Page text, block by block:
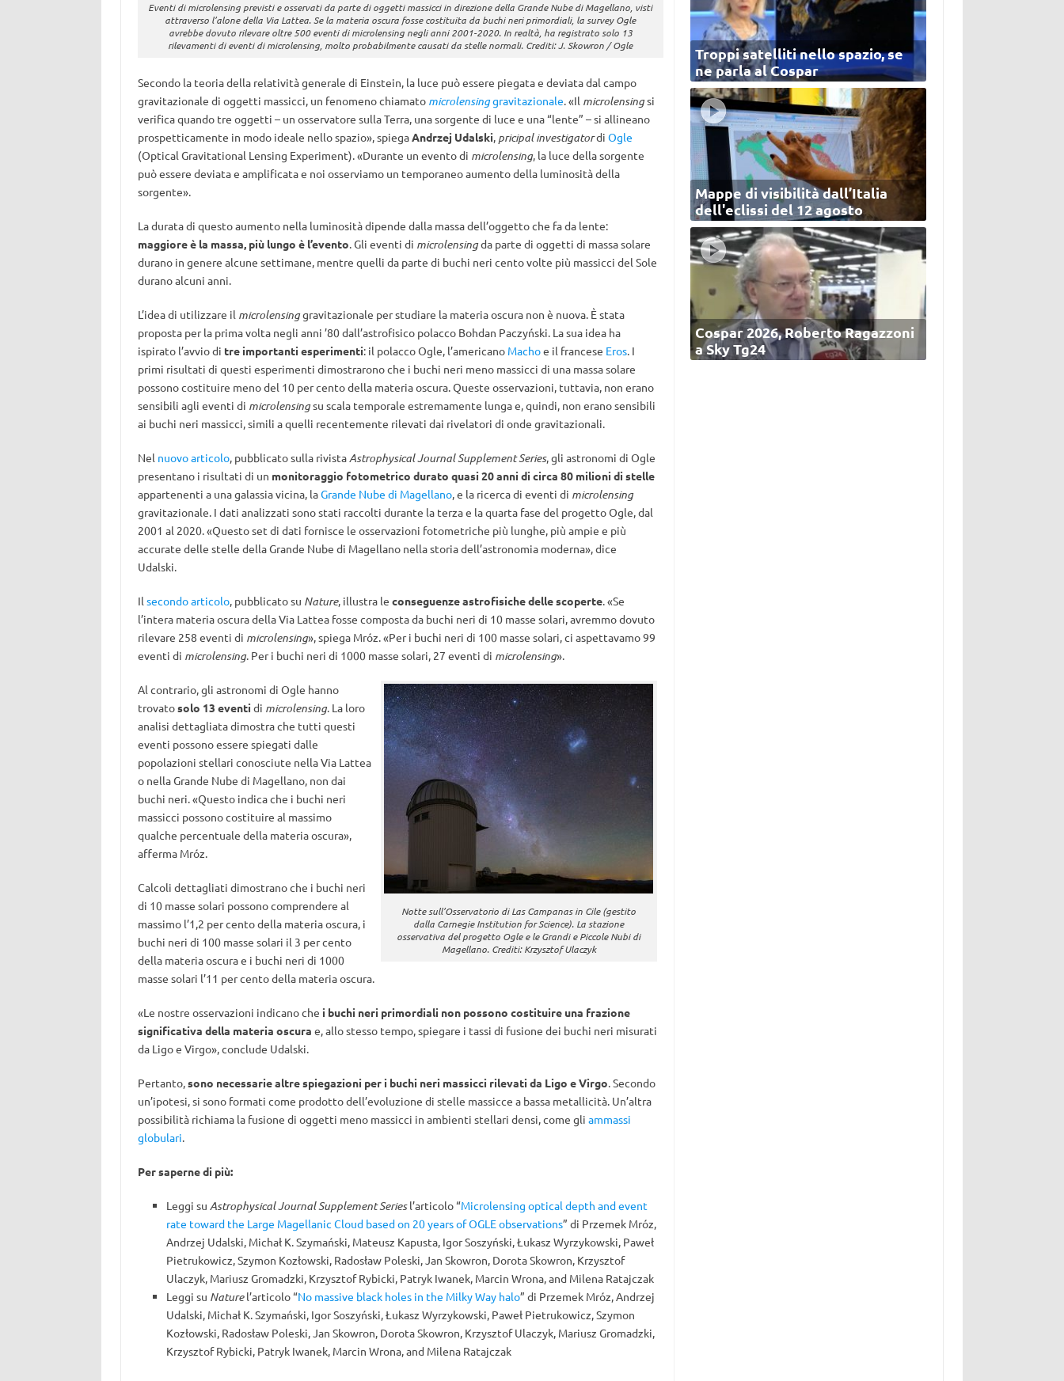
Eventi di microlensing previsti e osservati da parte di oggetti massicci in direzione della Grande Nube di Magellano, visti
attraverso l’alone della Via Lattea. Se la materia oscura fosse costituita da buchi neri primordiali, la survey Ogle
avrebbe dovuto rilevare oltre 500 eventi di microlensing negli anni 2001-2020. In realtà, ha registrato solo 13
rilevamenti di eventi di microlensing, molto probabilmente causati da stelle normali. Crediti: J. Skowron / Ogle
Secondo la teoria della relatività generale di Einstein, la luce può essere piegata e deviata dal campo
gravitazionale di oggetti massicci, un fenomeno chiamato microlensinggravitazionale. «Il microlensingsi
verifica quando tre oggetti – un osservatore sulla Terra, una sorgente di luce e una “lente” – si allineano
prospetticamente in modo ideale nello spazio», spiegaAndrzej Udalski, pricipal investigatordi Ogle
(Optical Gravitational Lensing Experiment). «Durante un evento di microlensing, la luce della sorgente
può essere deviata e amplificata e noi osserviamo un temporaneo aumento della luminosità della
sorgente».
La durata di questo aumento nella luminosità dipende dalla massa dell’oggetto che fa da lente:
maggiore è la massa, più lungo è l’evento. Gli eventi di microlensingda parte di oggetti di massa solare
durano in genere alcune settimane, mentre quelli da parte di buchi neri cento volte più massicci del Sole
durano alcuni anni.
L’idea di utilizzare il microlensinggravitazionale per studiare la materia oscura non è nuova. È stata
proposta per la prima volta negli anni ’80 dall’astrofisico polacco Bohdan Paczyński. La sua idea ha
ispirato l’avvio di tre importanti esperimenti: il polacco Ogle, l’americano Machoe il francese Eros. I
primi risultati di questi esperimenti dimostrarono che i buchi neri meno massicci di una massa solare
possono costituire meno del 10 per cento della materia oscura. Queste osservazioni, tuttavia, non erano
sensibili agli eventi di microlensingsu scala temporale estremamente lunga e, quindi, non erano sensibili
ai buchi neri massicci, simili a quelli recentemente rilevati dai rivelatori di onde gravitazionali.
Nel nuovo articolo, pubblicato sulla rivistaAstrophysical Journal Supplement Series, gli astronomi di Ogle
presentano i risultati di un monitoraggio fotometrico durato quasi 20 anni di circa 80 milioni di stelle
appartenenti a una galassia vicina, laGrande Nube di Magellano, e la ricerca di eventi di microlensing
gravitazionale. I dati analizzati sono stati raccolti durante la terza e la quarta fase del progetto Ogle, dal
2001 al 2020. «Questo set di dati fornisce le osservazioni fotometriche più lunghe, più ampie e più
accurate delle stelle della Grande Nube di Magellano nella storia dell’astronomia moderna», dice
Udalski.
Il secondo articolo, pubblicato su Nature, illustra le conseguenze astrofisiche delle scoperte. «Se
l’intera materia oscura della Via Lattea fosse composta da buchi neri di 10 masse solari, avremmo dovuto
rilevare 258 eventi di microlensing», spiega Mróz. «Per i buchi neri di 100 masse solari, ci aspettavamo 99
eventi di microlensing. Per i buchi neri di 1000 masse solari, 27 eventi di microlensing».
Notte sull’Osservatorio di Las Campanas in Cile (gestito
dalla Carnegie Institution for Science). La stazione
osservativa del progetto Ogle e le Grandi e Piccole Nubi di
Magellano. Crediti: Krzysztof Ulaczyk
Al contrario, gli astronomi di Ogle hanno
trovatosolo 13 eventi di microlensing. La loro
analisi dettagliata dimostra che tutti questi
eventi possono essere spiegati dalle
popolazioni stellari conosciute nella Via Lattea
o nella Grande Nube di Magellano, non dai
buchi neri. «Questo indica che i buchi neri
massicci possono costituire al massimo
qualche percentuale della materia oscura»,
afferma Mróz.
Calcoli dettagliati dimostrano che i buchi neri
di 10 masse solari possono comprendere al
massimo l’1,2 per cento della materia oscura, i
buchi neri di 100 masse solari il 3 per cento
della materia oscura e i buchi neri di 1000
masse solari l’11 per cento della materia oscura.
«Le nostre osservazioni indicano che i buchi neri primordiali non possono costituire una frazione
significativa della materia oscura e, allo stesso tempo, spiegare i tassi di fusione dei buchi neri misurati
da Ligo e Virgo», conclude Udalski.
Pertanto,sono necessarie altre spiegazioni per i buchi neri massicci rilevati da Ligo e Virgo. Secondo
un’ipotesi, si sono formati come prodotto dell’evoluzione di stelle massicce a bassa metallicità. Un’altra
possibilità richiama la fusione di oggetti meno massicci in ambienti stellari densi, come gli ammassi
globulari.
Per saperne di più:
Leggi su Astrophysical Journal Supplement Seriesl’articolo “Microlensing optical depth and event
rate toward the Large Magellanic Cloud based on 20 years of OGLE observations” di Przemek Mróz,
Andrzej Udalski, Michał K. Szymański, Mateusz Kapusta, Igor Soszyński, Łukasz Wyrzykowski, Paweł
Pietrukowicz, Szymon Kozłowski, Radosław Poleski, Jan Skowron, Dorota Skowron, Krzysztof
Ulaczyk, Mariusz Gromadzki, Krzysztof Rybicki, Patryk Iwanek, Marcin Wrona, and Milena Ratajczak
Leggi su Naturel’articolo “No massive black holes in the Milky Way halo” di Przemek Mróz, Andrzej
Udalski, Michał K. Szymański, Igor Soszyński, Łukasz Wyrzykowski, Paweł Pietrukowicz, Szymon
Kozłowski, Radosław Poleski, Jan Skowron, Dorota Skowron, Krzysztof Ulaczyk, Mariusz Gromadzki,
Krzysztof Rybicki, Patryk Iwanek, Marcin Wrona, and Milena Ratajczak
Troppi satelliti nello spazio, se
ne parla al Cospar
Mappe di visibilità dall’Italia
dell'eclissi del 12 agosto
Cospar 2026, Roberto Ragazzoni
a Sky Tg24